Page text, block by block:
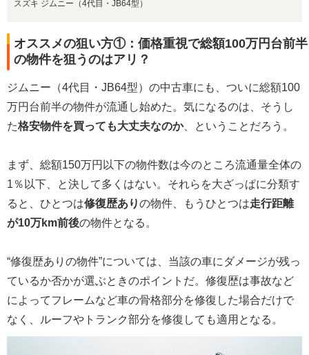
スズキ ジムニー（4代目・JB64型）
オススメの狙い方①：価格重視で総額100万円台前半
の物件を狙うのはアリ？
ジムニー（4代目・JB64型）の中古車にも、ついに総額100
万円台前半の物件が流通し始めた。気になるのは、そうし
た格安物件を買っても大丈夫なのか、ということだろう。
まず、総額150万円以下の物件数は今のところ流通量全体の
1％以下、と決して多くはない。それらを大ざっぱに分類す
ると、ひとつは修復歴ありの物件、もうひとつは走行距離
が10万km前後の物件となる。
“修復歴ありの物件”については、当該の車にダメージが残っ
ているか否かが選ぶときのポイントだ。修復歴は事故など
によってフレームなど車の骨格部分を修復した場合だけで
なく、ルーフやトランク部分を修復しても適用となる。